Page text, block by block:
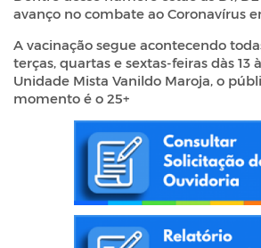
avanço no combate ao Coronavírus
A vacinação segue acontecendo
terças, quartas e sextas-feiras dàs 13
Unidade Mista Vanildo Maroja, o
momento é o 25+